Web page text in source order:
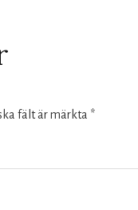
fält är märkta *